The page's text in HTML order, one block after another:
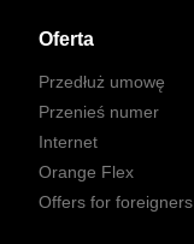
Oferta
Przedłuż umowę
Przenieś numer
Internet
Orange Flex
Offers for foreigners